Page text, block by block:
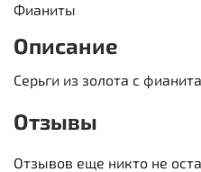
Фианиты
Описание
Серьги из золота с
Отзывы
Отзывов еще никто не